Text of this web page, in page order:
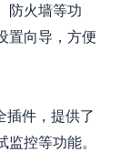
防火墙等功
置向导，方便
插件，提供了
控等功能。